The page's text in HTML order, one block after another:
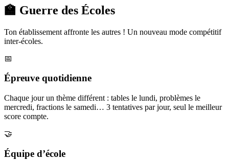
🏫 Guerre des Écoles
Ton établissement affronte les autres ! Un nouveau mode compétitif
inter-écoles.
📅
Épreuve quotidienne
Chaque jour un thème différent : tables le lundi, problèmes le
mercredi, fractions le samedi… 3 tentatives par jour, seul le meilleur
score compte.
🤝
Équipe d’école